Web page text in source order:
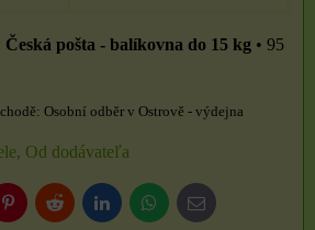
Česká pošta - balíkovna do 15 kg • 95
Osobní odběr v Ostrově - výdejna
Od dodávateľa
PinterestReddit LinkedInWhatsApp
E-
mail